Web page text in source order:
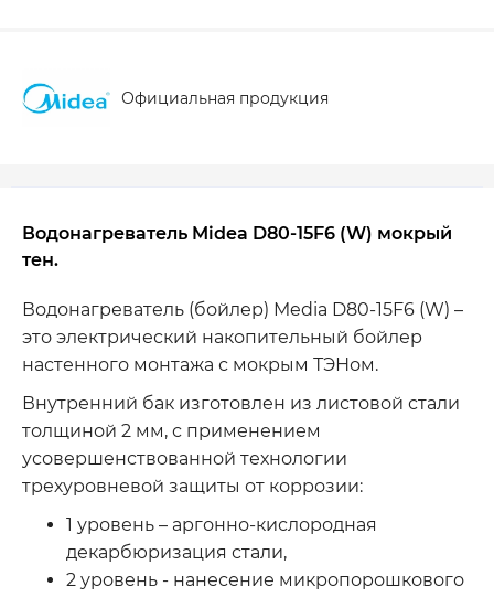
Официальная продукция
Водонагреватель Midea D80-15F6 (W) мокрый
тен.
Водонагреватель (бойлер) Media D80-15F6 (W) –
это электрический накопительный бойлер
настенного монтажа с мокрым ТЭНом.
Внутренний бак изготовлен из листовой стали
толщиной 2 мм, с применением
усовершенствованной технологии
трехуровневой защиты от коррозии:
1 уровень – аргонно-кислородная
декарбюризация стали,
2 уровень - нанесение микропорошкового